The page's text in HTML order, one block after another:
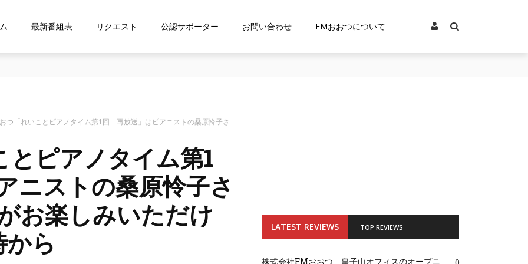
最新番組表 リクエスト 公認サポーター お問い合わせ FMおおつについて
つ「れいことピアノタイム第1回 再放送」はピアニストの桑原怜子さ
ピアノタイム第1
ストの桑原怜子さ
お楽しみいただけ
ら
LATEST REVIEWS TOP REVIEWS
株式会社FMおおつ、皇子山オフィスのオープニ